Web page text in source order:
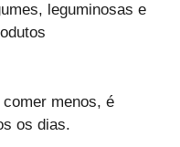
leguminosas e
menos, é
os dias.